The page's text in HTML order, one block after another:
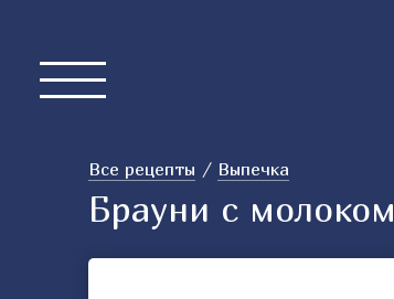
Все рецепты Выпечка
Брауни с молоком